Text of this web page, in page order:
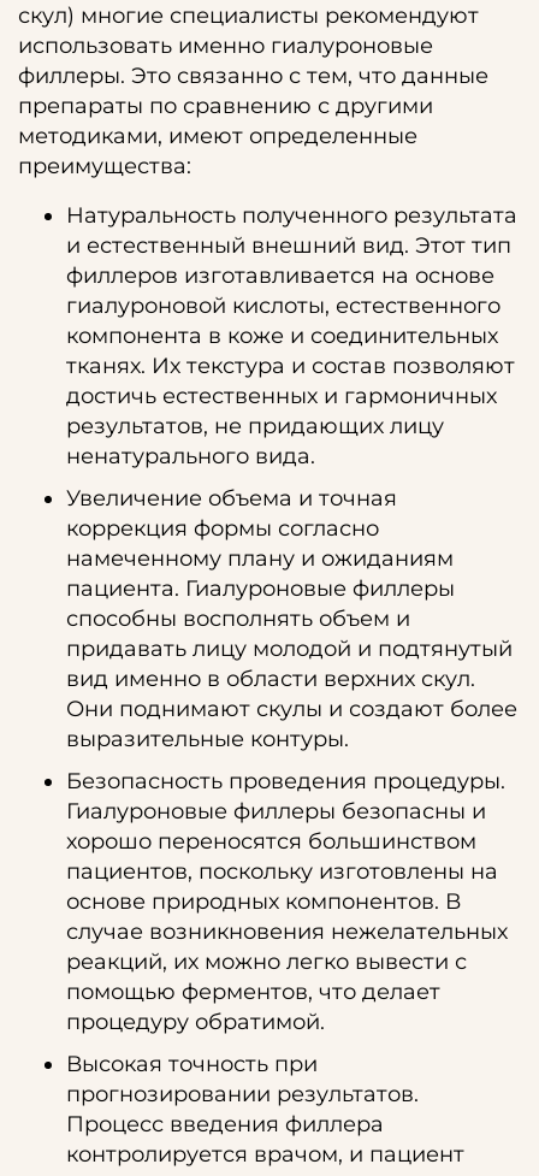
скул) многие специалисты рекомендуют
использовать именно гиалуроновые
филлеры. Это связанно с тем, что данные
препараты по сравнению с другими
методиками, имеют определенные
преимущества:
Натуральность полученного результата
и естественный внешний вид. Этот тип
филлеров изготавливается на основе
гиалуроновой кислоты, естественного
компонента в коже и соединительных
тканях. Их текстура и состав позволяют
достичь естественных и гармоничных
результатов, не придающих лицу
ненатурального вида.
Увеличение объема и точная
коррекция формы согласно
намеченному плану и ожиданиям
пациента. Гиалуроновые филлеры
способны восполнять объем и
придавать лицу молодой и подтянутый
вид именно в области верхних скул.
Они поднимают скулы и создают более
выразительные контуры.
Безопасность проведения процедуры.
Гиалуроновые филлеры безопасны и
хорошо переносятся большинством
пациентов, поскольку изготовлены на
основе природных компонентов. В
случае возникновения нежелательных
реакций, их можно легко вывести с
помощью ферментов, что делает
процедуру обратимой.
Высокая точность при
прогнозировании результатов.
Процесс введения филлера
контролируется врачом, и пациент